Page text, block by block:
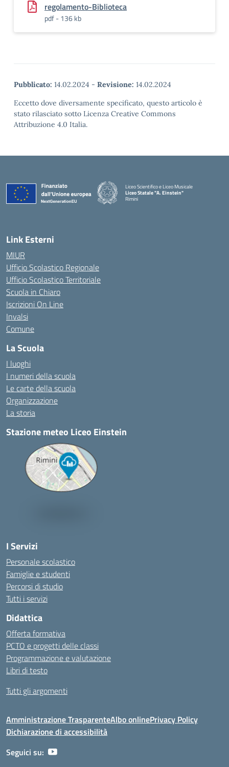
regolamento-Biblioteca
pdf - 136 kb
Pubblicato: 14.02.2024 - Revisione: 14.02.2024
Eccetto dove diversamente specificato, questo articolo è
stato rilasciato sotto Licenza Creative Commons
Attribuzione 4.0 Italia.
Liceo Scientifico e Liceo Musicale
Liceo Statale "A. Einstein"
Rimini
Link Esterni
MIUR
Ufficio Scolastico Regionale
Ufficio Scolastico Territoriale
Scuola in Chiaro
Iscrizioni On Line
Invalsi
Comune
La Scuola
I luoghi
I numeri della scuola
Le carte della scuola
Organizzazione
La storia
Stazione meteo Liceo Einstein
I Servizi
Personale scolastico
Famiglie e studenti
Percorsi di studio
Tutti i servizi
Didattica
Offerta formativa
PCTO e progetti delle classi
Programmazione e valutazione
Libri di testo
Tutti gli argomenti
Amministrazione TrasparenteAlbo onlinePrivacy Policy
Dichiarazione di accessibilità
Seguici su: